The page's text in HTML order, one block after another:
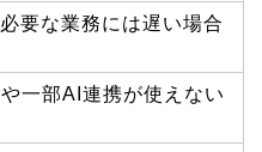
要な業務には遅い場合
一部AI連携が使えない